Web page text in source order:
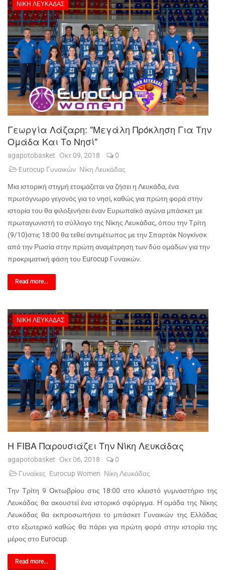
ΝΊΚΗ ΛΕΥΚΆΔΑΣ
Γεωργία Λάζαρη: "Μεγάλη Πρόκληση Για Την
Ομάδα Και Το Νησί"
agapotobasket Οκτ 09, 2018
0
Eurocup Γυναικών Νίκη Λευκάδας
Μια ιστορική στιγμή ετοιμάζεται να ζήσει η Λευκάδα, ένα
πρωτόγνωρο γεγονός για το νησί, καθώς για πρώτη φορά στην
ιστορία του θα φιλοξενήσει έναν Ευρωπαϊκό αγώνα μπάσκετ με
πρωταγωνιστή το σύλλογο της Νίκης Λευκάδας, όπου την Τρίτη
(9/10)στις 18:00 θα τεθεί αντιμέτωπος με την Σπαρτάκ Νογκίνσκ
από την Ρωσία στην πρώτη αναμέτρηση των δύο ομάδων για την
προκριματική φάση του Eurocup Γυναικών.
Read more...
ΝΊΚΗ ΛΕΥΚΆΔΑΣ
Η FIBA Παρουσιάζει Την Νίκη Λευκάδας
agapotobasket Οκτ 06, 2018
0
Γυναίκες Eurocup Women Νίκη Λευκάδας
Την Τρίτη 9 Οκτωβρίου στις 18:00 στο κλειστό γυμναστήριο της
Λευκάδας θα ακουστεί ένα ιστορικό σφύριγμα. Η ομάδα της Νίκης
Λευκάδας θα εκπροσωπήσει το μπάσκετ Γυναικών της Ελλάδας
στο εξωτερικό καθώς θα πάρει για πρώτη φορά στην ιστορία της
μέρος στο Eurocup.
Read more...